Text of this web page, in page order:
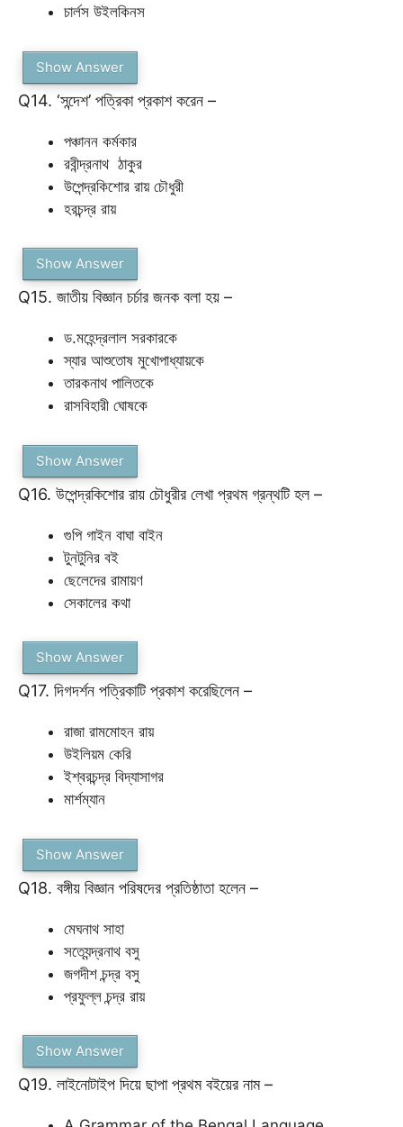
চার্লস উইলকিনস
Show Answer
Q14. ‘সন্দেশ’ পত্রিকা প্রকাশ করেন –
পঞ্চানন কর্মকার
রবীন্দ্রনাথ ঠাকুর
উপেন্দ্রকিশোর রায় চৌধুরী
হরচন্দ্র রায়
Show Answer
Q15. জাতীয় বিজ্ঞান চর্চার জনক বলা হয় –
ড.মহেন্দ্রলাল সরকারকে
স্যার আশুতোষ মুখোপাধ্যায়কে
তারকনাথ পালিতকে
রাসবিহারী ঘোষকে
Show Answer
Q16. উপেন্দ্রকিশোর রায় চৌধুরীর লেখা প্রথম গ্রন্থটি হল –
গুপি গাইন বাঘা বাইন
টুনটুনির বই
ছেলেদের রামায়ণ
সেকালের কথা
Show Answer
Q17. দিগদর্শন পত্রিকাটি প্রকাশ করেছিলেন –
রাজা রামমোহন রায়
উইলিয়ম কেরি
ইশ্বরচন্দ্র বিদ্যাসাগর
মার্শম্যান
Show Answer
Q18. বঙ্গীয় বিজ্ঞান পরিষদের প্রতিষ্ঠাতা হলেন –
মেঘনাথ সাহা
সত্যেন্দ্রনাথ বসু
জগদীশ চন্দ্র বসু
প্রফুল্ল চন্দ্র রায়
Show Answer
Q19. লাইনোটাইপ দিয়ে ছাপা প্রথম বইয়ের নাম –